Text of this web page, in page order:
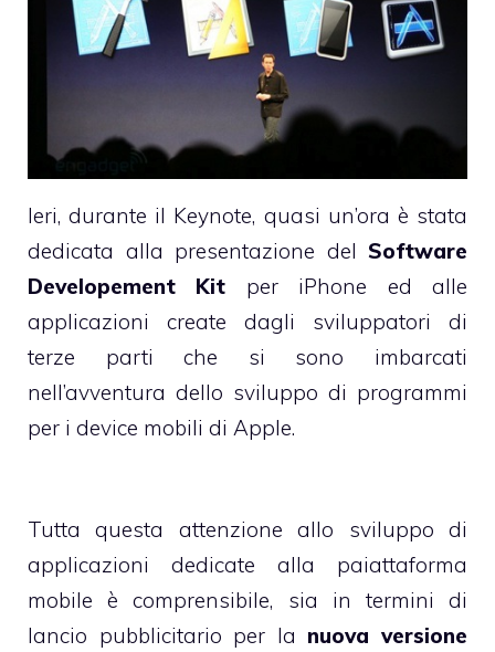
Ieri, durante il Keynote, quasi un’ora è stata
dedicata alla presentazione del Software
Developement Kit per iPhone ed alle
applicazioni create dagli sviluppatori di
terze parti che si sono imbarcati
nell’avventura dello sviluppo di programmi
per i device mobili di Apple.
Tutta questa attenzione allo sviluppo di
applicazioni dedicate alla paiattaforma
mobile è comprensibile, sia in termini di
lancio pubblicitario per la nuova versione